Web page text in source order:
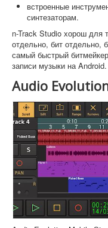
встроенные
синтезаторам.
n-Track Studio хорош для
отдельно, бит отдельно,
самый быстрый
записи музыки на Android.
Audio